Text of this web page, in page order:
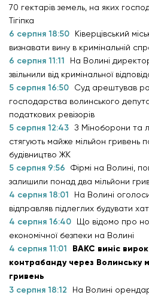
70 гектарів земель, на яких
Тігіпка
6 серпня 18:50
Ківерцівський
визнавати вину в кримінальній
6 серпня 11:11
На Волині
звільнили від кримінальної
5 серпня 16:50
Суд арештував
господарства волинського
податкових ревізорів
5 серпня 12:43 З Міноборони та
стягують майже мільйон гривень
будівництво ЖК
5 серпня 9:56
Фірмі на Волині,
залишили понад два мільйони
4 серпня 18:01
На Волині
відправляв підлеглих будувати
4 серпня 16:40
Що відомо про
економічної безпеки на Волині
4 серпня 11:01
ВАКС виніс
контрабанду через Волинську
гривень
3 серпня 18:12
На Волині